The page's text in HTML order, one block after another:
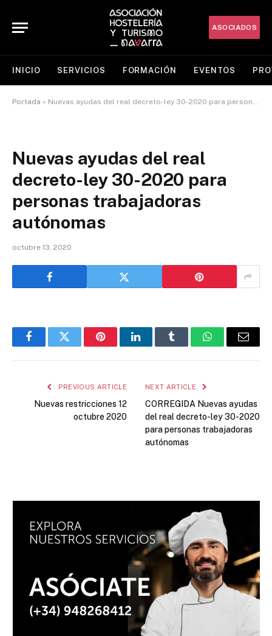
ASOCIADOS
INICIO SERVICIOS FORMACIÓN EVENTOS
Portada » Nuevas ayudas del real decreto-ley 30-2020 para personas trabajadoras autónomas
Nuevas ayudas del real
decreto-ley 30-2020 para
personas trabajadoras
autónomas
octubre 13, 2020
FacebookTwitter PinterestLinkedInTumblr WhatsAppEmail
PREVIOUS ARTICLE
Nuevas restricciones 12
octubre 2020
NEXT ARTICLE
CORREGIDA Nuevas ayudas
del real decreto-ley 30-2020
para personas trabajadoras
autónomas